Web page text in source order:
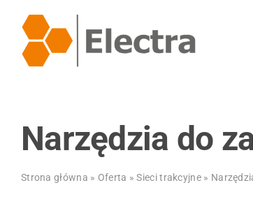
Przejdź
zawartości
Narzędzia do
Strona główna » Oferta »Sieci trakcyjne »